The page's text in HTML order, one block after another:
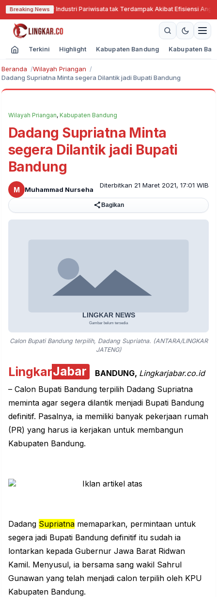
Breaking News
Solusi Agar Industri Pariwisata tak Terdampak Akibat Efisiensi
Terkini Highlight Kabupaten Bandung Kabupaten
Beranda
Wilayah Priangan
Dadang Supriatna Minta segera Dilantik jadi Bupati Bandung
Wilayah Priangan, Kabupaten Bandung
Dadang Supriatna Minta
segera Dilantik jadi Bupati
Bandung
M Muhammad Nurseha
Diterbitkan 21 Maret 2021, 17:01 WIB
Bagikan
Calon Bupati Bandung terpilih, Dadang Supriatna. (ANTARA/LINGKAR
JATENG)
LingkarJabar BANDUNG, Lingkarjabar.co.id
– Calon Bupati Bandung terpilih Dadang Supriatna
meminta agar segera dilantik menjadi Bupati Bandung
definitif. Pasalnya, ia memiliki banyak pekerjaan rumah
(PR) yang harus ia kerjakan untuk membangun
Kabupaten Bandung.
Dadang Supriatna memaparkan, permintaan untuk
segera jadi Bupati Bandung definitif itu sudah ia
lontarkan kepada Gubernur Jawa Barat Ridwan
Kamil. Menyusul, ia bersama sang wakil Sahrul
Gunawan yang telah menjadi calon terpilih oleh KPU
Kabupaten Bandung.